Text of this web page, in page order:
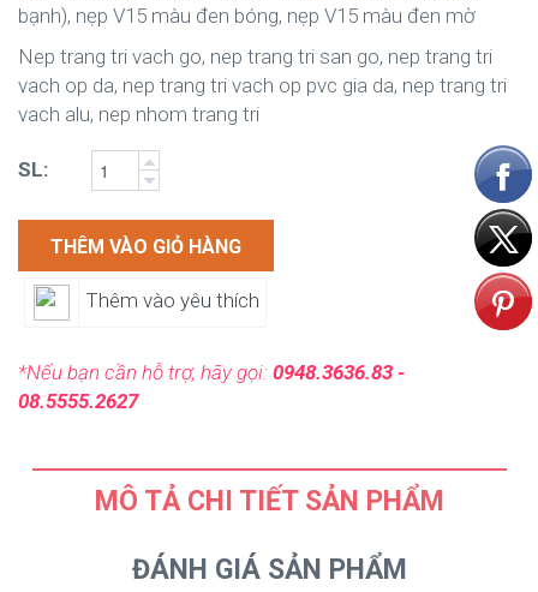
bạnh), nẹp V15 màu đen bóng, nẹp V15 màu đen mờ
Nep trang tri vach go, nep trang tri san go, nep trang tri
vach op da, nep trang tri vach op pvc gia da, nep trang tri
vach alu, nep nhom trang tri
SL:
THÊM VÀO GIỎ HÀNG
Thêm vào yêu thích
*Nếu bạn cần hỗ trợ, hãy gọi: 0948.3636.83 -
08.5555.2627
MÔ TẢ CHI TIẾT SẢN PHẨM
ĐÁNH GIÁ SẢN PHẨM